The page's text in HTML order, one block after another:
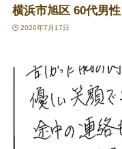
横浜市旭区 60代男
2026年7月17日